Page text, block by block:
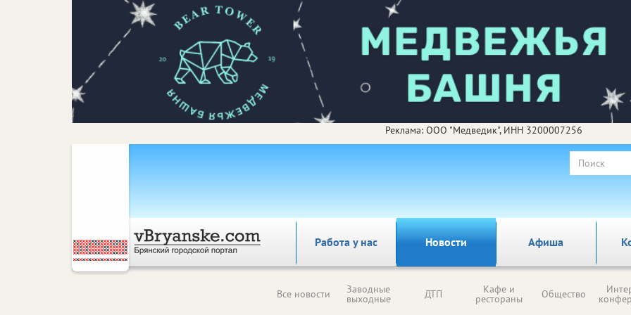
Реклама: ООО "Медведик", ИНН 3200007256
Работа у нас Новости Афиша
Все новости Заводные
выходные ДТП Кафе и
рестораны Общество